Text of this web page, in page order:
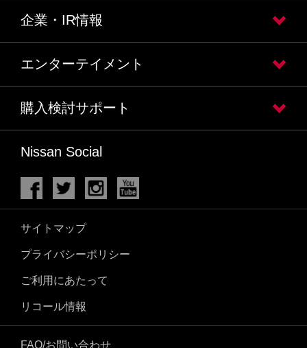
企業・IR情報
エンターテイメント
購入検討サポート
Nissan Social
サイトマップ
プライバシーポリシー
ご利用にあたって
リコール情報
FAQ/お問い合わせ